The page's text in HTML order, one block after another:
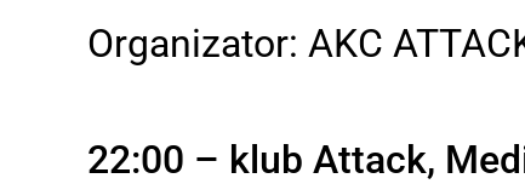
Organizator: AKC
22:00 – klub Attack,